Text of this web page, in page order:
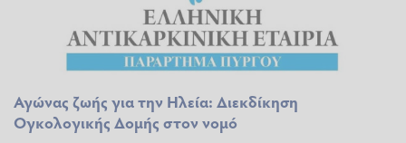
Αγώνας ζωής για την Ηλεία: Διεκδίκηση
Ογκολογικής Δομής στον νομό